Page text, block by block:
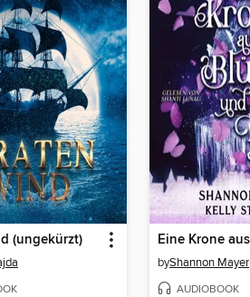
(ungekürzt)
byShannon Mayer
AUDIOBOOK